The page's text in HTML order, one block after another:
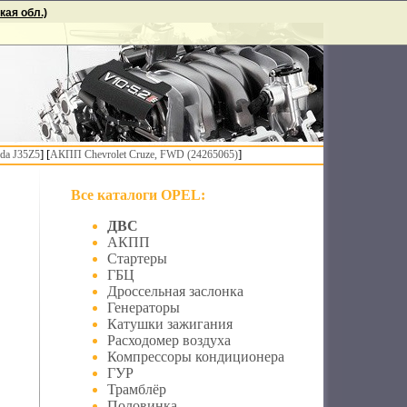
обл.)
J35Z5] [АКПП Chevrolet Cruze, FWD (24265065)]
Все каталоги OPEL:
ДВС
АКПП
Стартеры
ГБЦ
Дроссельная заслонка
Генераторы
Катушки зажигания
Расходомер воздуха
Компрессоры кондиционера
ГУР
Трамблёр